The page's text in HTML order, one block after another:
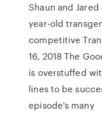
Shaun and
year-old
competitive
16, 2018 The
is overstuffed
lines to be
episode's many